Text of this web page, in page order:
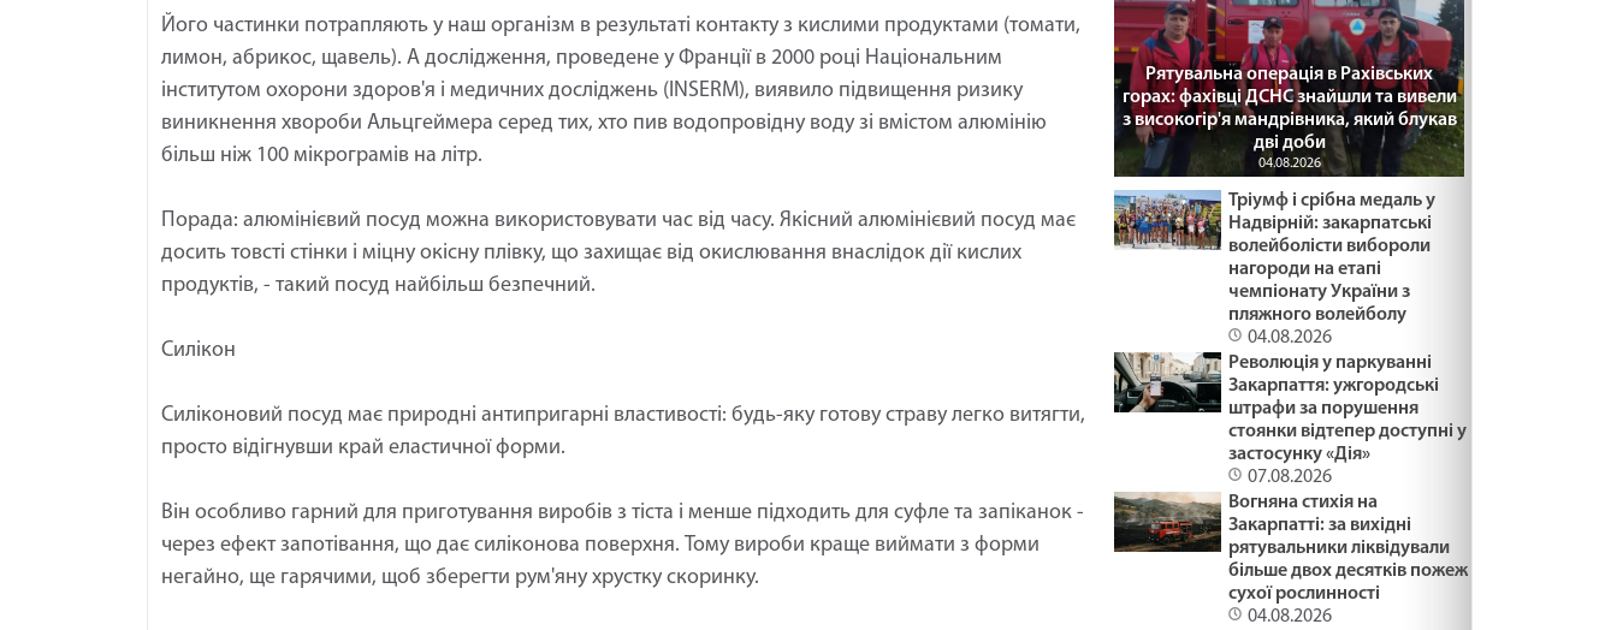
Його частинки потрапляють у наш організм в результаті контакту з кислими продуктами (томати,
лимон, абрикос, щавель). А дослідження, проведене у Франції в 2000 році Національним
інститутом охорони здоров'я і медичних досліджень (INSERM), виявило підвищення ризику
виникнення хвороби Альцгеймера серед тих, хто пив водопровідну воду зі вмістом алюмінію
більш ніж 100 мікрограмів на літр.
Порада: алюмінієвий посуд можна використовувати час від часу. Якісний алюмінієвий посуд має
досить товсті стінки і міцну окісну плівку, що захищає від окислювання внаслідок дії кислих
продуктів, - такий посуд найбільш безпечний.
Силікон
Силіконовий посуд має природні антипригарні властивості: будь-яку готову страву легко витягти,
просто відігнувши край еластичної форми.
Він особливо гарний для приготування виробів з тіста і менше підходить для суфле та запіканок -
через ефект запотівання, що дає силіконова поверхня. Тому вироби краще виймати з форми
негайно, ще гарячими, щоб зберегти рум'яну хрустку скоринку.
Рятувальна операція в Рахівських
горах: фахівці ДСНС знайшли та вивели
з високогір'я мандрівника, який блукав
дві доби
04.08.2026
Тріумф і срібна медаль у
Надвірній: закарпатські
волейболісти вибороли
нагороди на етапі
чемпіонату України з
пляжного волейболу
04.08.2026
Революція у паркуванні
Закарпаття: ужгородські
штрафи за порушення
стоянки відтепер доступні у
застосунку «Дія»
07.08.2026
Вогняна стихія на
Закарпатті: за вихідні
рятувальники ліквідували
більше двох десятків пожеж
сухої рослинності
04.08.2026